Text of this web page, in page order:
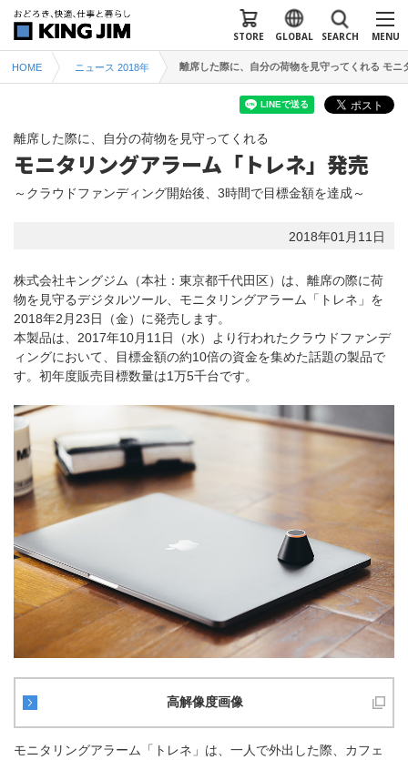
MENU
SEARCH
GLOBAL
STORE
HOME ニュース 2018年 離席した際に、自分の荷物を見守ってくれる モニ
離席した際に、自分の荷物を見守ってくれる
モニタリングアラーム「トレネ」発売
～クラウドファンディング開始後、3時間で目標金額を達成～
2018年01月11日
株式会社キングジム（本社：東京都千代田区）は、離席の際に荷
物を見守るデジタルツール、モニタリングアラーム「トレネ」を
2018年2月23日（金）に発売します。
本製品は、2017年10月11日（水）より行われたクラウドファンデ
ィングにおいて、目標金額の約10倍の資金を集めた話題の製品で
す。初年度販売目標数量は1万5千台です。
高解像度画像
モニタリングアラーム「トレネ」は、一人で外出した際、カフェ